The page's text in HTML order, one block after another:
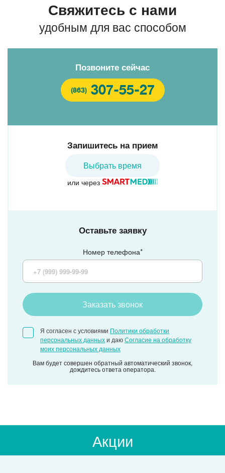
Свяжитесь с нами
удобным для вас способом
Позвоните сейчас
(863) 307-55-27
Оставьте заявку
Номер телефона*
Заказать звонок
Я согласен с условиями Политики обработки
персональных данныхи даюСогласие на обработку
моих персональных данных
Вам будет совершен обратный автоматический звонок,
дождитесь ответа оператора.
Запишитесь на прием
Выбрать время
или через
Акции